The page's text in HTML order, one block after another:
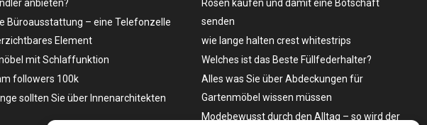
anbieten?
Büroausstattung – eine Telefonzelle
Element
mit Schlaffunktion
followers 100k
sollten Sie über Innenarchitekten
Rosen kaufen und damit eine Botschaft
senden
wie lange halten crest whitestrips
Welches ist das Beste Füllfederhalter?
Alles was Sie über Abdeckungen für
Gartenmöbel wissen müssen
Modebewusst durch den Alltag – so wird der